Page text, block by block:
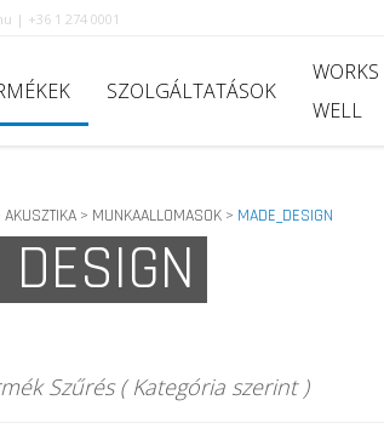
| +36 1 274 0001
SZOLGÁLTATÁSOK
WORKS
WELL
AKUSZTIKA > MUNKAALLOMASOK > MADE_DESIGN
Szűrés ( Kategória szerint )